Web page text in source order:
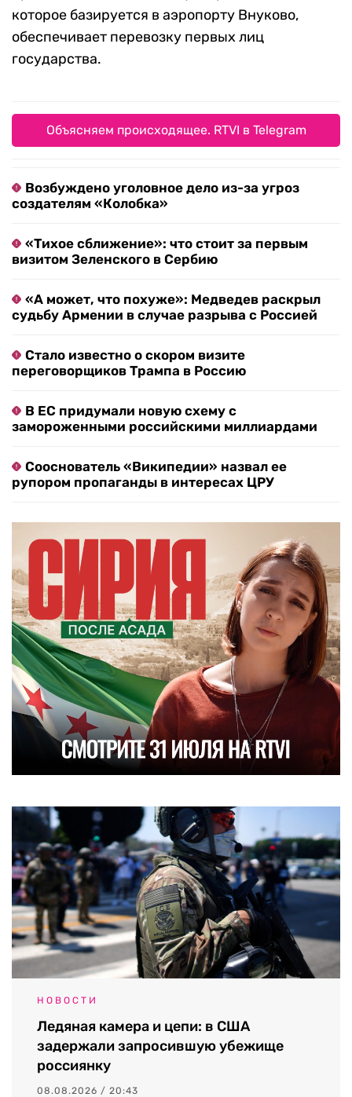
которое базируется в аэропорту Внуково,
обеспечивает перевозку первых лиц
государства.
Объясняем происходящее. RTVI в Telegram
Возбуждено уголовное дело из-за угроз
создателям «Колобка»
«Тихое сближение»: что стоит за первым
визитом Зеленского в Сербию
«А может, что похуже»: Медведев раскрыл
судьбу Армении в случае разрыва с Россией
Стало известно о скором визите
переговорщиков Трампа в Россию
В ЕС придумали новую схему с
замороженными российскими миллиардами
Сооснователь «Википедии» назвал ее
рупором пропаганды в интересах ЦРУ
НОВОСТИ
Ледяная камера и цепи: в США
задержали запросившую убежище
россиянку
08.08.2026 / 20:43